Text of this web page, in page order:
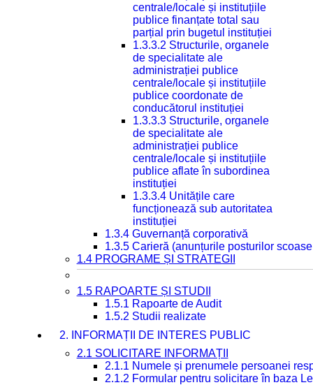
centrale/locale și instituțiile
publice finanțate total sau
parțial prin bugetul instituției
1.3.3.2 Structurile, organele
de specialitate ale
administrației publice
centrale/locale și instituțiile
publice coordonate de
conducătorul instituției
1.3.3.3 Structurile, organele
de specialitate ale
administrației publice
centrale/locale și instituțiile
publice aflate în subordinea
instituției
1.3.3.4 Unitățile care
funcționează sub autoritatea
instituției
1.3.4 Guvernanță corporativă
1.3.5 Carieră (anunțurile posturilor
1.4 PROGRAME ȘI STRATEGII
1.5 RAPOARTE ȘI STUDII
1.5.1 Rapoarte de Audit
1.5.2 Studii realizate
2. INFORMAȚII DE INTERES PUBLIC
2.1 SOLICITARE INFORMAȚII
2.1.1 Numele și prenumele persoanei
2.1.2 Formular pentru solicitare în baza